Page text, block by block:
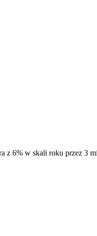
z 6% w skali roku przez 3